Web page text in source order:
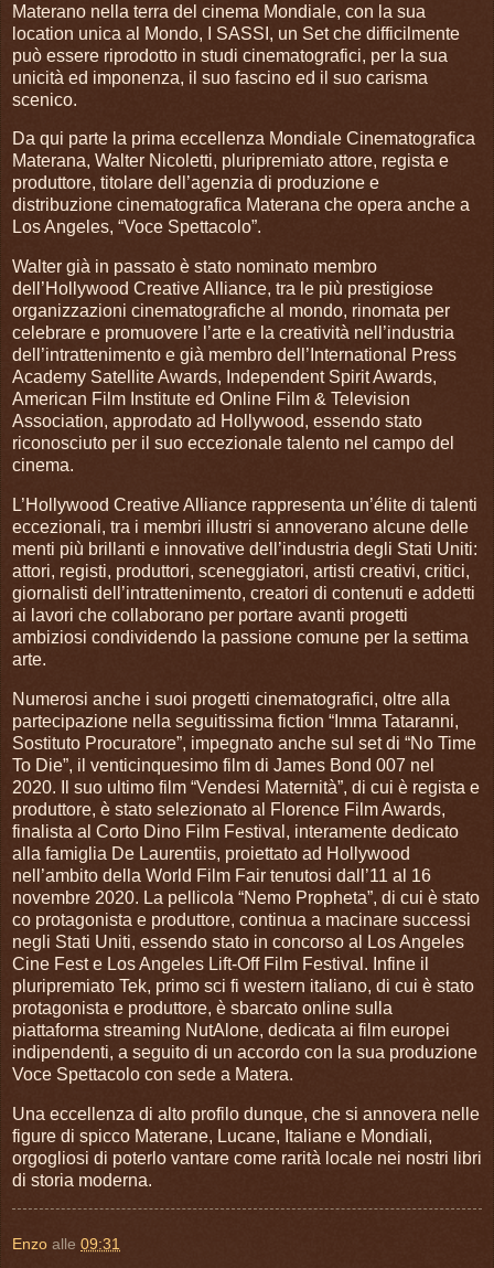
Materano nella terra del cinema Mondiale, con la sua
location unica al Mondo, I SASSI, un Set che difficilmente
può essere riprodotto in studi cinematografici, per la sua
unicità ed imponenza, il suo fascino ed il suo carisma
scenico.
Da qui parte la prima eccellenza Mondiale Cinematografica
Materana, Walter Nicoletti, pluripremiato attore, regista e
produttore, titolare dell’agenzia di produzione e
distribuzione cinematografica Materana che opera anche a
Los Angeles, “Voce Spettacolo”.
Walter già in passato è stato nominato membro
dell’Hollywood Creative Alliance, tra le più prestigiose
organizzazioni cinematografiche al mondo, rinomata per
celebrare e promuovere l’arte e la creatività nell’industria
dell’intrattenimento e già membro dell’International Press
Academy Satellite Awards, Independent Spirit Awards,
American Film Institute ed Online Film & Television
Association, approdato ad Hollywood, essendo stato
riconosciuto per il suo eccezionale talento nel campo del
cinema.
L’Hollywood Creative Alliance rappresenta un’élite di talenti
eccezionali, tra i membri illustri si annoverano alcune delle
menti più brillanti e innovative dell’industria degli Stati Uniti:
attori, registi, produttori, sceneggiatori, artisti creativi, critici,
giornalisti dell’intrattenimento, creatori di contenuti e addetti
ai lavori che collaborano per portare avanti progetti
ambiziosi condividendo la passione comune per la settima
arte.
Numerosi anche i suoi progetti cinematografici, oltre alla
partecipazione nella seguitissima fiction “Imma Tataranni,
Sostituto Procuratore”, impegnato anche sul set di “No Time
To Die”, il venticinquesimo film di James Bond 007 nel
2020. Il suo ultimo film “Vendesi Maternità”, di cui è regista e
produttore, è stato selezionato al Florence Film Awards,
finalista al Corto Dino Film Festival, interamente dedicato
alla famiglia De Laurentiis, proiettato ad Hollywood
nell’ambito della World Film Fair tenutosi dall’11 al 16
novembre 2020. La pellicola “Nemo Propheta”, di cui è stato
co protagonista e produttore, continua a macinare successi
negli Stati Uniti, essendo stato in concorso al Los Angeles
Cine Fest e Los Angeles Lift-Off Film Festival. Infine il
pluripremiato Tek, primo sci fi western italiano, di cui è stato
protagonista e produttore, è sbarcato online sulla
piattaforma streaming NutAlone, dedicata ai film europei
indipendenti, a seguito di un accordo con la sua produzione
Voce Spettacolo con sede a Matera.
Una eccellenza di alto profilo dunque, che si annovera nelle
figure di spicco Materane, Lucane, Italiane e Mondiali,
orgogliosi di poterlo vantare come rarità locale nei nostri libri
di storia moderna.
Enzo alle 09:31